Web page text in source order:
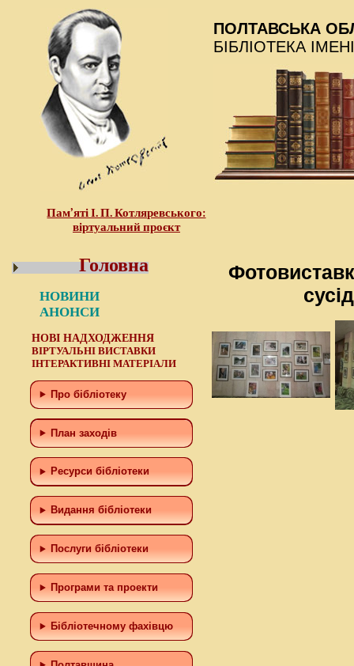
Пам’яті І. П. Котляревського:
віртуальний проєкт
ПОЛТАВСЬКА
БІБЛІОТЕКА
Головна
НОВИНИ
АНОНСИ
НОВІ НАДХОДЖЕННЯ
ВІРТУАЛЬНІ ВИСТАВКИ
ІНТЕРАКТИВНІ МАТЕРІАЛИ
Про бібліотеку
План заходів
Ресурси бібліотеки
Видання бібліотеки
Послуги бібліотеки
Програми та проекти
Бiблiотечному фахiвцю